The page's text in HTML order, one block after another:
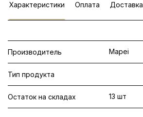
Характеристики Оплата Доставка
Производитель Mapei
Тип продукта
Остаток на складах 13 шт